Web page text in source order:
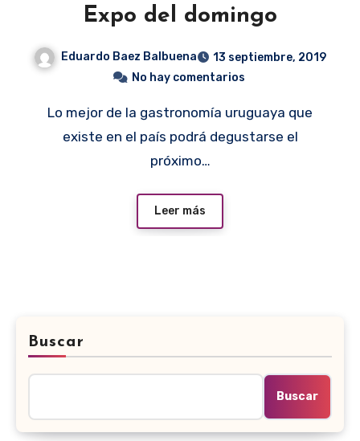
Expo del domingo
Eduardo Baez Balbuena
13 septiembre, 2019
No hay comentarios
Lo mejor de la gastronomía uruguaya que
existe en el país podrá degustarse el
próximo…
Leer más
Buscar
Buscar